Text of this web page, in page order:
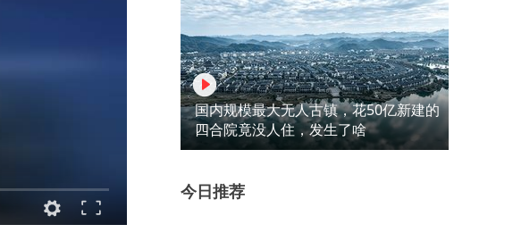
国内规模最大无人古镇，花50亿新建的
四合院竟没人住，发生了啥
今日推荐